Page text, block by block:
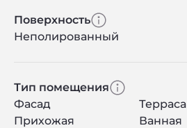
Поверхность
Неполированный
Тип помещения
Фасад
Терраса
Прихожая
Ванная